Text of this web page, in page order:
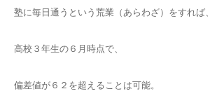
塾に毎日通うという荒業（あらわざ）をすれば、
高校３年生の６月時点で、
偏差値が６２を超えることは可能。